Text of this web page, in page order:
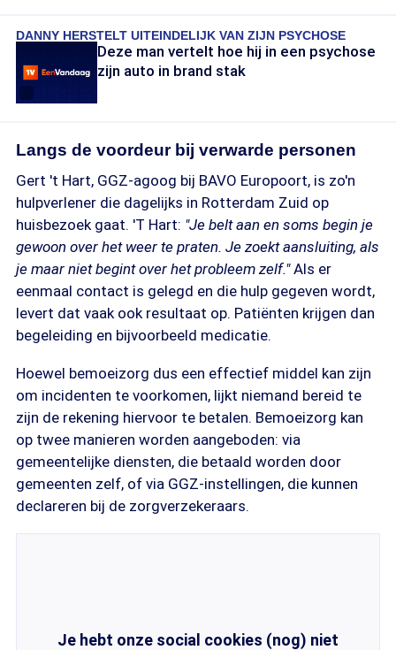
DANNY HERSTELT UITEINDELIJK VAN ZIJN PSYCHOSE
Deze man vertelt hoe hij in een psychose
zijn auto in brand stak
Langs de voordeur bij verwarde personen
Gert 't Hart, GGZ-agoog bij BAVO Europoort, is zo'n
hulpverlener die dagelijks in Rotterdam Zuid op
huisbezoek gaat. 'T Hart: "Je belt aan en soms begin je
gewoon over het weer te praten. Je zoekt aansluiting, als
je maar niet begint over het probleem zelf."Als er
eenmaal contact is gelegd en die hulp gegeven wordt,
levert dat vaak ook resultaat op. Patiënten krijgen dan
begeleiding en bijvoorbeeld medicatie.
Hoewel bemoeizorg dus een effectief middel kan zijn
om incidenten te voorkomen, lijkt niemand bereid te
zijn de rekening hiervoor te betalen. Bemoeizorg kan
op twee manieren worden aangeboden: via
gemeentelijke diensten, die betaald worden door
gemeenten zelf, of via GGZ-instellingen, die kunnen
declareren bij de zorgverzekeraars.
Je hebt onze social cookies (nog) niet